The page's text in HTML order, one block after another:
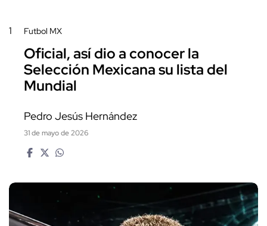
1 Futbol MX
Oficial, así dio a conocer la
Selección Mexicana su lista del
Mundial
Pedro Jesús Hernández
31 de mayo de 2026